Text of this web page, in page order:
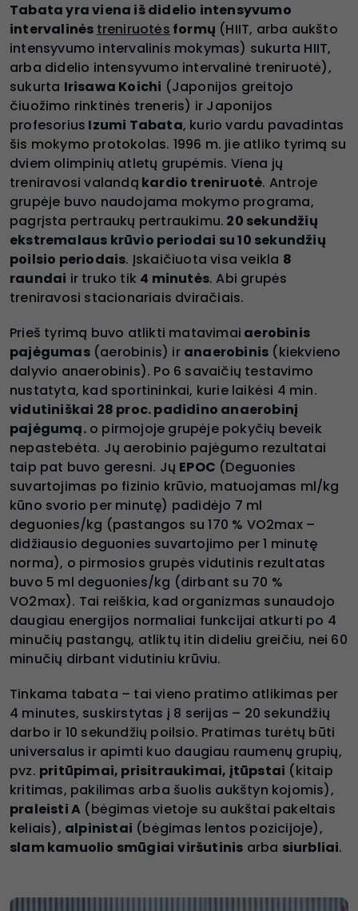
Tabata yra viena iš didelio intensyvumo
intervalinės treniruotės formų (HIIT, arba aukšto
intensyvumo intervalinis mokymas) sukurta HIIT,
arba didelio intensyvumo intervalinė treniruotė),
sukurta Irisawa Koichi (Japonijos greitojo
čiuožimo rinktinės treneris) ir Japonijos
profesorius Izumi Tabata, kurio vardu pavadintas
šis mokymo protokolas. 1996 m. jie atliko tyrimą su
dviem olimpinių atletų grupėmis. Viena jų
treniravosi valandą kardio treniruotė. Antroje
grupėje buvo naudojama mokymo programa,
pagrįsta pertraukų pertraukimu. 20 sekundžių
ekstremalaus krūvio periodai su 10 sekundžių
poilsio periodais. Įskaičiuota visa veikla 8
raundai ir truko tik 4 minutės. Abi grupės
treniravosi stacionariais dviračiais.
Prieš tyrimą buvo atlikti matavimai aerobinis
pajėgumas(aerobinis) ir anaerobinis (kiekvieno
dalyvio anaerobinis). Po 6 savaičių testavimo
nustatyta, kad sportininkai, kurie laikėsi 4 min.
vidutiniškai 28 proc. padidino anaerobinį
pajėgumą.o pirmojoje grupėje pokyčių beveik
nepastebėta. Jų aerobinio pajėgumo rezultatai
taip pat buvo geresni. Jų EPOC (Deguonies
suvartojimas po fizinio krūvio, matuojamas ml/kg
kūno svorio per minutę) padidėjo 7 ml
deguonies/kg (pastangos su 170 % VO2max –
didžiausio deguonies suvartojimo per 1 minutę
norma), o pirmosios grupės vidutinis rezultatas
buvo 5 ml deguonies/kg (dirbant su 70 %
VO2max). Tai reiškia, kad organizmas sunaudojo
daugiau energijos normaliai funkcijai atkurti po 4
minučių pastangų, atliktų itin dideliu greičiu, nei 60
minučių dirbant vidutiniu krūviu.
Tinkama tabata – tai vieno pratimo atlikimas per
4 minutes, suskirstytas į 8 serijas – 20 sekundžių
darbo ir 10 sekundžių poilsio. Pratimas turėtų būti
universalus ir apimti kuo daugiau raumenų grupių,
pvz. pritūpimai, prisitraukimai, įtūpstai (kitaip
kritimas, pakilimas arba šuolis aukštyn kojomis),
praleisti A (bėgimas vietoje su aukštai pakeltais
keliais), alpinistai (bėgimas lentos pozicijoje),
slam kamuolio smūgiai viršutinis arba siurbliai.